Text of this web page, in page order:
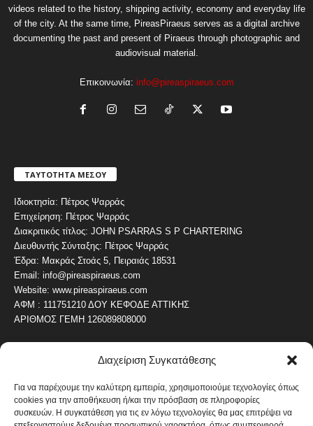
Διαχείριση Συγκατάθεσης
Για να παρέχουμε την καλύτερη εμπειρία, χρησιμοποιούμε τεχνολογίες όπως
cookies για την αποθήκευση ή/και την πρόσβαση σε πληροφορίες
συσκευών. Η συγκατάθεση για τις εν λόγω τεχνολογίες θα μας επιτρέψει να
videos related to the history, shipping activity, economy and everyday life
of the city. At the same time, PireasPiraeus serves as a digital archive
documenting the past and present of Piraeus through photographic and
audiovisual material.
Επικοινωνία: info@pireaspiraeus.com
ΤΑΥΤΟΤΗΤΑ ΜΕΣΟΥ
Ιδιοκτησία: Πέτρος Ψαρράς
Επιχείρηση: Πέτρος Ψαρράς
Διακριτικός τίτλος: JOHN PSARRAS S P CHARTERING
Διευθυντής Σύνταξης: Πέτρος Ψαρράς
Έδρα: Μακράς Στοάς 5, Πειραιάς 18531
Email: info@pireaspiraeus.com
Website: www.pireaspiraeus.com
ΑΦΜ : 111751210 ΔΟΥ ΚΕΦΟΔΕ ΑΤΤΙΚΗΣ
ΑΡΙΘΜΟΣ ΓΕΜΗ 126089808000
ΔΗΜΟΦΙΛΗ ΚΑΤΗΓΟΡΙΑ
ΝΕΑ ΤΟΥ ΠΕΙΡΑΙΑ 4487
ΟΛΥΜΠΙΑΚΟΣ